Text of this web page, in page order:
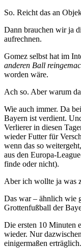
So. Reicht das an
Dann brauchen wir ja
aufrechnen.
Gomez selbst hat im
anderen Ball
worden wäre.
Ach so. Aber warum
Wie auch immer. Da
Bayern ist verdient.
Verlierer in diesen
wieder Futter für
wenn das so weitergeht,
aus den Europa-
finde oder nicht).
Aber ich wollte ja was
Das war – ähnlich wie
Grottenfußball der
Die ersten 10 Minuten
wieder. Nur
einigermaßen erträglich.